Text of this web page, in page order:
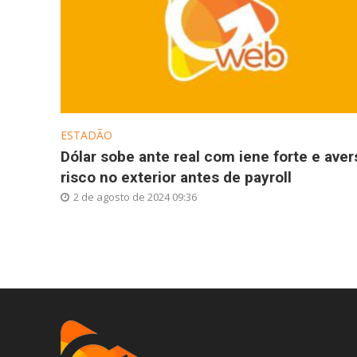
ESTADÃO
Dólar sobe ante real com iene forte e
risco no exterior antes de payroll
2 de agosto de 2024 09:36